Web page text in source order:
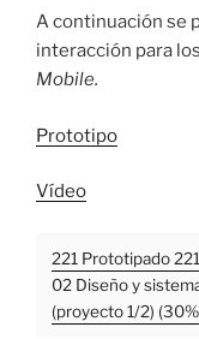
A continuación se
interacción para
Mobile.
Prototipo
Vídeo
221 Prototipado
02 Diseño y
(proyecto 1/2)